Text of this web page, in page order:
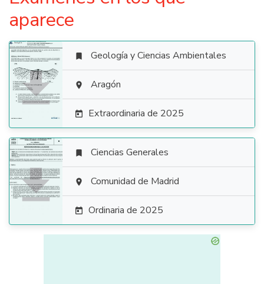
aparece

 Geología y Ciencias Ambientales
 Aragón
 Extraordinaria de 2025

 Ciencias Generales
 Comunidad de Madrid
 Ordinaria de 2025